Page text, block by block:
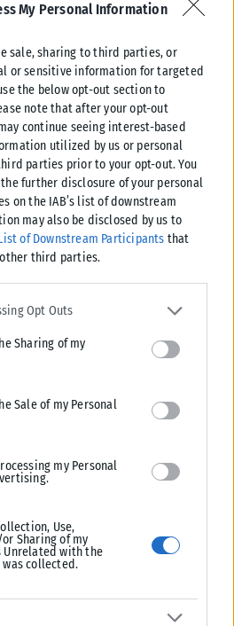
My Personal Information
sale, sharing to third parties, or
or sensitive information for targeted
the below opt-out section to
note that after your opt-out
continue seeing interest-based
utilized by us or personal
parties prior to your opt-out. You
further disclosure of your personal
on the IAB’s list of downstream
may also be disclosed by us to
List of Downstream Participants that
third parties.
app uses one or more Google
store information including but not
its third-party tags to use your data
in below Google consent section.
Opt Outs
Sharing of my
Sale of my Personal
my Personal
Use,
Sharing of my
Unrelated with the
was collected.
τα επιβεβαιωμένα κρούσματα
σε πάνω από 4.000 για πρώτη